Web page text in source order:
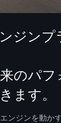
ジンプ
のパフ
ます。
ンジンを動か